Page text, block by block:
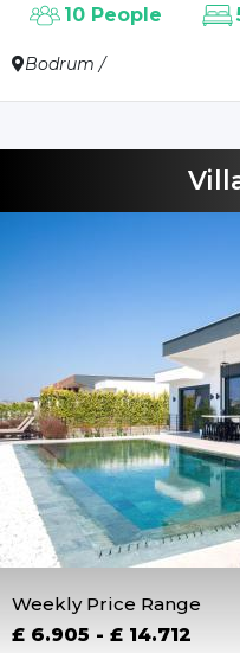
Bodrum /
10 People
Weekly Price Range
£ 6.905 - £ 14.712